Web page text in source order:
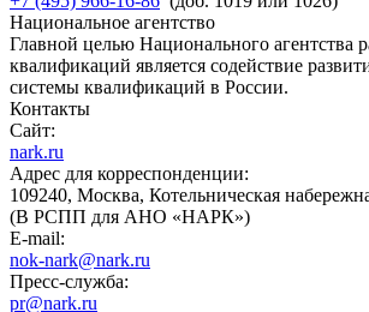
Национальное агентство
Главной целью Национального агентства
квалификаций является содействие
системы квалификаций в России.
Контакты
Сайт:
nark.ru
Адрес для корреспонденции:
109240, Москва, Котельническая
(В РСПП для АНО «НАРК»)
E-mail:
nok-nark@nark.ru
Пресс-служба:
pr@nark.ru